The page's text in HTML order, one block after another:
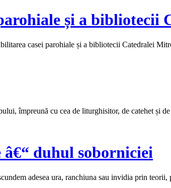
și a
casei parohiale și a bibliotecii Catedralei
împreună cu cea de liturghisitor, de catehet și
duhul soborniciei
adesea ura, ranchiuna sau invidia prin